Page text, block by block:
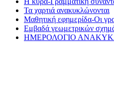
Τα χαρτιά ανακυκλώνονται
Μαθητική εφημερίδα-Οι
Εμβαδά γεωμετρικών
ΗΜΕΡΟΛΟΓΙΟ